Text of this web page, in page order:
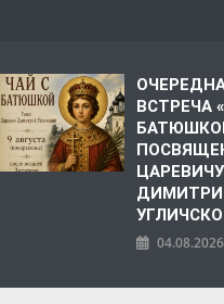
ВСТРЕЧА
ЦАРЕВИЧУ
04.08.2026